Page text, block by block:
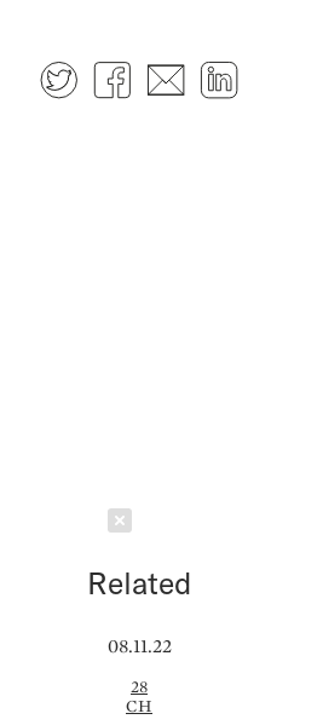
TwitterFacebook
E-mail
Related
08.11.22
28
CH